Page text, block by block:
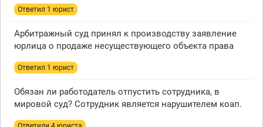
Ответил 1 юрист
Арбитражный суд принял к производству заявление
юрлица о продаже несуществующего объекта права
Ответил 1 юрист
Обязан ли работодатель отпустить сотрудника, в
мировой суд? Сотрудник является нарушителем коап.